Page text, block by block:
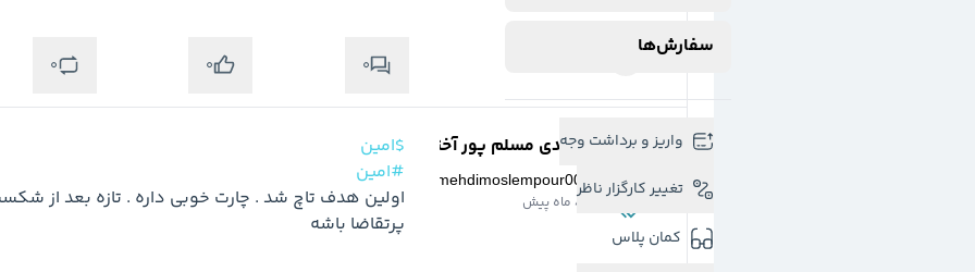
سفارش‌ها
واریز و برداشت وجه
تغییر کارگزار ناظر
کمان پلاس
0
0
0
مهدی مسلم پور آخته خانه
mehdimoslempour00
8 ماه پیش
$امین
#امین
پرتقاضا باشه